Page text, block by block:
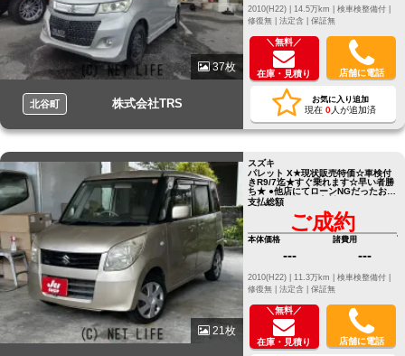
37枚
北谷町 株式会社TRS
修復無 | 法定含 | 保証無
＼無料／
在庫・見積り 店舗に電話
お気に入り追加
現在 0人が追加済
21枚
スズキ
パレット X★現状販売特価☆車検付
きR9/7迄★すぐ乗れます☆早い者勝
ち★ ●他店にてローンNGだったお客
様でもお気軽にご相談ください
●LINE ID[@805icatl]
支払総額
ご成約
本体価格
---
諸費用
---
修復無 | 法定含 | 保証無
＼無料／
在庫・見積り 店舗に電話